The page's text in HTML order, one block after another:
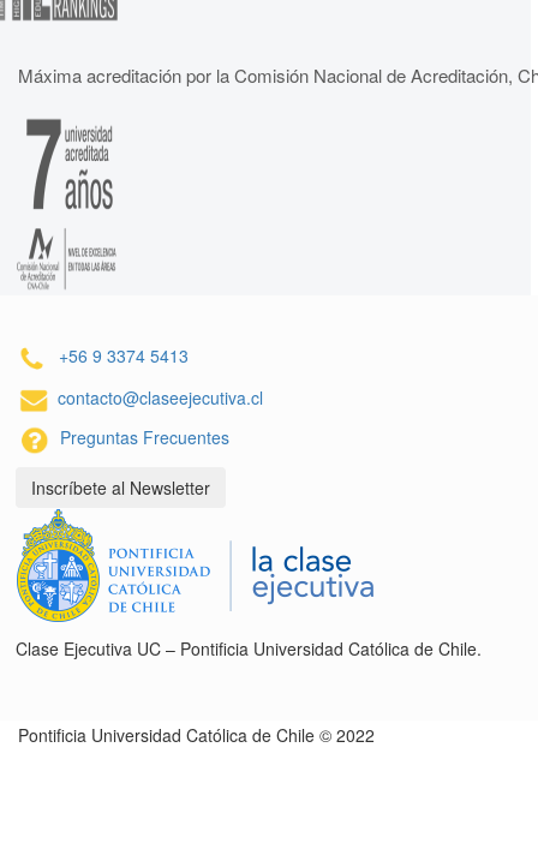
Máxima acreditación por la Comisión Nacional de Acreditación,
+56 9 3374 5413
contacto@claseejecutiva.cl
Preguntas Frecuentes
Inscríbete al Newsletter
Clase Ejecutiva UC – Pontificia Universidad Católica de Chile.
Pontificia Universidad Católica de Chile © 2022